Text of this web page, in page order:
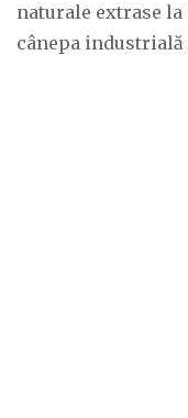
naturale extrase
cânepa industrială